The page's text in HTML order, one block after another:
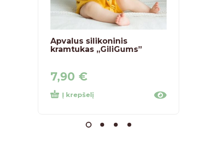
Apvalus silikoninis
kramtukas „GiliGums”
7,90 €
Į krepšelį